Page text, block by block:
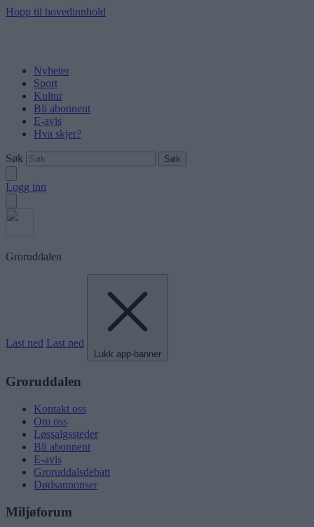
Hopp til hovedinnhold
Nyheter
Sport
Kultur
Bli abonnent
E-avis
Hva skjer?
Søk
Logg inn
Groruddalen
Last ned Last ned
Lukk app-banner
Groruddalen
Kontakt oss
Om oss
Løssalgssteder
Bli abonnent
E-avis
Groruddalsdebatt
Dødsannonser
Miljøforum